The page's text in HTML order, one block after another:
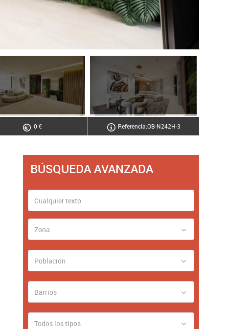
0 € Referencia:OB-N242H-3
BÚSQUEDA AVANZADA
Zona
Población
Barrios
Todos los tipos